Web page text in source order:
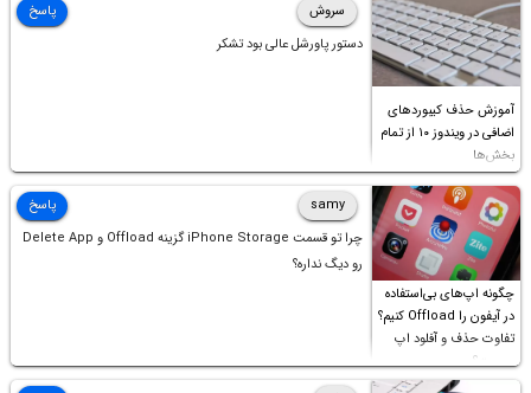
آموزش حذف کیبوردهای
اضافی در ویندوز ۱۰ از تمام
بخش‌ها
سروش
دستور پاورشل عالی بود تشکر
پاسخ
چگونه اپ‌های بی‌استفاده
در آیفون را Offload کنیم؟
تفاوت حذف و آفلود اپ
چیست؟
samy
چرا تو قسمت iPhone Storage گزینه Offload و Delete App
رو دیگ نداره؟
پاسخ